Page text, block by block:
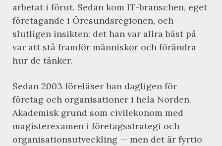
arbetat i förut. Sedan kom IT-branschen, eget
företagande i Öresundsregionen, och
slutligen insikten: det han var allra bäst på
var att stå framför människor och förändra
hur de tänker.
Sedan 2003 föreläser han dagligen för
företag och organisationer i hela Norden.
Akademisk grund som civilekonom med
magisterexamen i företagsstrategi och
organisationsutveckling — men det är fyrtio